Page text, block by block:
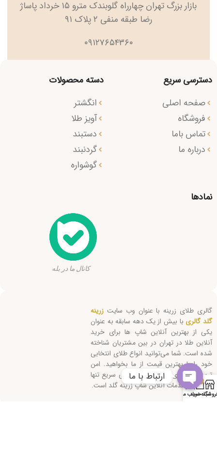
بازار بزرگ تهران چهارراه گلوبندک مترو ۱۵ خرداد پاساژ
رضا طبقه منفی ۲ پلاک ۹۱
۰۹۱۲۷۶۵۴۳۶۰
دسترسی سریع
صفحه اصلی
فروشگاه
تماس باما
درباره ما
دسته محصولات
انگشتر
آویز طلا
دستبند
گردنبند
گوشواره
نمادها
کانال ما در بله
گالری طلای زرینه با عنوان وب سایت زرینه
گلد گالری با بیش از یک دهه سابقه به عنوان
یکی از بهترین آنلاین شاپ ها برای خرید
آنلاین طلا در تهران در بین مشتریان شناخته
شده است. شما می‌توانید انواع طلای انتخابی
خود را با بهترین قیمت از ما بخواهید. امن
ترین روش‌های ارسال و پاسخگویی سریع تنها
بخشی از خدمات آنلاین شاپ زرینه گلد است.
سبد خرید
حساب من
ارتباط با ما
Open